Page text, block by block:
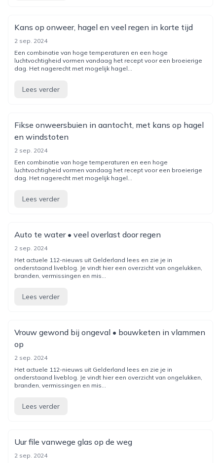
Kans op onweer, hagel en veel regen in korte tijd
2 sep. 2024
Een combinatie van hoge temperaturen en een hoge
luchtvochtigheid vormen vandaag het recept voor een broeierige
dag. Het nagerecht met mogelijk hagel...
Lees verder
Fikse onweersbuien in aantocht, met kans op hagel
en windstoten
2 sep. 2024
Een combinatie van hoge temperaturen en een hoge
luchtvochtigheid vormen vandaag het recept voor een broeierige
dag. Het nagerecht met mogelijk hagel...
Lees verder
Auto te water • veel overlast door regen
2 sep. 2024
Het actuele 112-nieuws uit Gelderland lees en zie je in
onderstaand liveblog. Je vindt hier een overzicht van ongelukken,
branden, vermissingen en mis...
Lees verder
Vrouw gewond bij ongeval • bouwketen in vlammen
op
2 sep. 2024
Het actuele 112-nieuws uit Gelderland lees en zie je in
onderstaand liveblog. Je vindt hier een overzicht van ongelukken,
branden, vermissingen en mis...
Lees verder
Uur file vanwege glas op de weg
2 sep. 2024